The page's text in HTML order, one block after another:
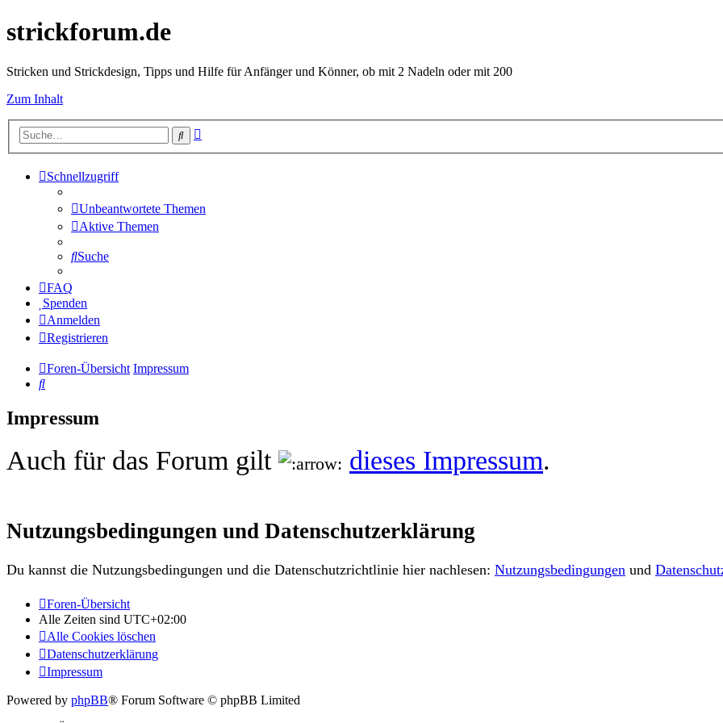
strickforum.de
Stricken und Strickdesign, Tipps und Hilfe für Anfänger und Könner, ob mit 2 Nadeln oder mit 200
Zum Inhalt
Suche
Schnellzugriff
Unbeantwortete Themen
Aktive Themen
Suche
FAQ
Spenden
Anmelden
Registrieren
Foren-Übersicht Impressum
Suche
Impressum
Auch für das Forum gilt dieses Impressum.
Nutzungsbedingungen und Datenschutzerklärung
Du kannst die Nutzungsbedingungen und die Datenschutzrichtlinie hier nachlesen: Nutzungsbedingungen und
Foren-Übersicht
Alle Zeiten sind UTC+02:00
Alle Cookies löschen
Datenschutzerklärung
Impressum
Powered by phpBB® Forum Software © phpBB Limited